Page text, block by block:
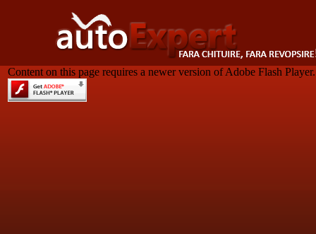
Content on this page requires a newer version of Adobe Flash Player.